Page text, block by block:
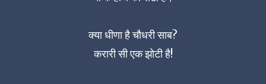
क्या धीणा है चौधरी साब?
करारी सी एक झोटी है!